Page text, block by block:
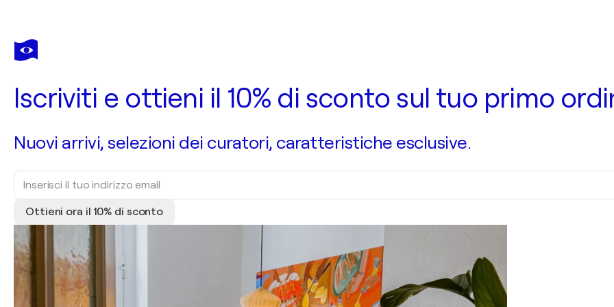
Iscriviti e ottieni il 10% di sconto sul tuo primo
Nuovi arrivi, selezioni dei curatori, caratteristiche esclusive.
Ottieni ora il 10% di sconto